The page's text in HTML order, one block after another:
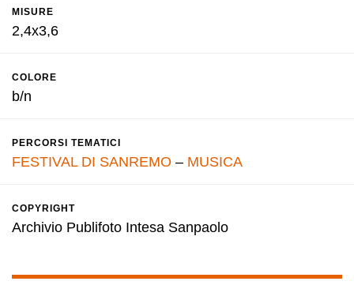
MISURE
2,4x3,6
COLORE
b/n
PERCORSI TEMATICI
FESTIVAL DI SANREMO – MUSICA
COPYRIGHT
Archivio Publifoto Intesa Sanpaolo